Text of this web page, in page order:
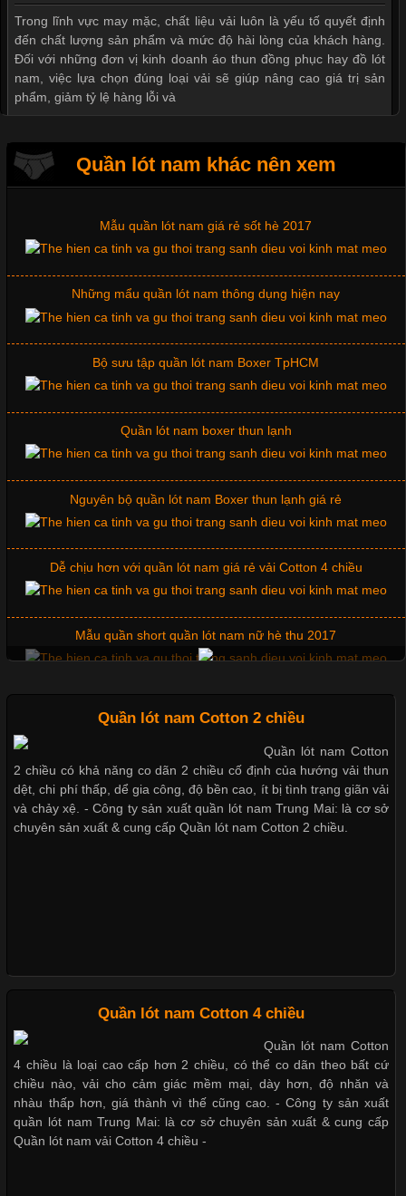
Trong lĩnh vực may mặc, chất liệu vải luôn là yếu tố quyết định
đến chất lượng sản phẩm và mức độ hài lòng của khách hàng.
Đối với những đơn vị kinh doanh áo thun đồng phục hay đồ lót
nam, việc lựa chọn đúng loại vải sẽ giúp nâng cao giá trị sản
phẩm, giảm tỷ lệ hàng lỗi và
Áo thun là một trong những trang phục phổ biến nhất hiện nay
nhờ tính tiện dụng, dễ phối đồ và phù hợp với nhiều đối tượng.
quan trọng tạo nên phong cách riêng cho từng sản phẩm. Mỗi
loại cổ áo sẽ mang đến một vẻ đẹp khác
Những Mẫu Áo Thun Đồng Phục Công Ty Được Ưa
Chuộng Hiện Nay
Cập nhật 2026-06-01 14:23:34
Trong môi trường kinh doanh hiện đại, việc xây dựng hình ảnh
chuyên nghiệp đóng vai trò quan trọng đối với sự phát triển của
doanh nghiệp. Một trong những giải pháp hiệu quả được nhiều
đơn vị lựa chọn hiện nay là sử dụng áo thun đồng phục công ty.
Không chỉ giúp tạo sự đồng bộ, áo thun
Chất Liệu Lycra Có Gì Đặc Biệt Trong Ngành Thời Trang?
Cập nhật 2026-05-27 17:03:46
Vải Lycra Là Gì? Chất Liệu Co Giãn Được Ưa Chuộng Trong
Chất Liệu Bamboo Xu Hướng Mới Trong Ngành Thời Trang
Cập nhật 2026-05-21 14:59:25
Trong những năm gần đây, vải Bamboo đang trở thành một
trong những chất liệu được yêu thích trong ngành thời trang
nhờ đặc tính mềm mại, thoáng khí và thân thiện với môi trường.
Không chỉ được ứng dụng trong quần áo thường ngày, loại vải
Quần lót nam khác nên xem
Thị hiều quần lót nam bơi lội nam và nữ 2017
Xu hướng thời trang trẻ và quần lót nam giá sỉ
Giặt và bảo quản quần lót nam đúng cách
Mẫu quần lót nam giá rẻ sốt hè 2017
Những mẩu quần lót nam thông dụng hiện nay
Bộ sưu tập quần lót nam Boxer TpHCM
Quần lót nam boxer thun lạnh
Nguyên bộ quần lót nam Boxer thun lạnh giá rẻ
Dễ chịu hơn với quần lót nam giá rẻ vải Cotton 4 chiều
Mẫu quần short quần lót nam nữ hè thu 2017
Xu hướng thời trang trẻ và quần lót nam giá sỉ
Những mẩu quần lót nam thông dụng hiện nay
Bộ sưu tập quần lót nam Boxer TpHCM
Quần lót nam boxer thun lạnh
Quần lót nam Cotton 2 chiều
Quần lót nam Cotton
2 chiều có khả năng co dãn 2 chiều cố định của hướng vải thun
dệt, chi phí thấp, dể gia công, độ bền cao, ít bị tình trạng giãn vải
và chảy xệ. - Công ty sản xuất quần lót nam Trung Mai: là cơ sở
chuyên sản xuất & cung cấp Quần lót nam Cotton 2 chiều.
Quần lót nam Cotton 4 chiều
Quần lót nam Cotton
4 chiều là loại cao cấp hơn 2 chiều, có thể co dãn theo bất cứ
chiều nào, vải cho cảm giác mềm mại, dày hơn, độ nhăn và
nhàu thấp hơn, giá thành vì thế cũng cao. - Công ty sản xuất
quần lót nam Trung Mai: là cơ sở chuyên sản xuất & cung cấp
Quần lót nam vải Cotton 4 chiều -